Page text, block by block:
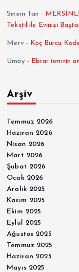
Sinem Tan -
Tekstil ile Evinizi
Merv- Koç Burcu
Umay- Ebrar isminin
Arşiv
Temmuz 2026
Haziran 2026
Nisan 2026
Mart 2026
Şubat 2026
Ocak 2026
Aralık 2025
Kasım 2025
Ekim 2025
Eylül 2025
Ağustos 2025
Temmuz 2025
Haziran 2025
Mayıs 2025